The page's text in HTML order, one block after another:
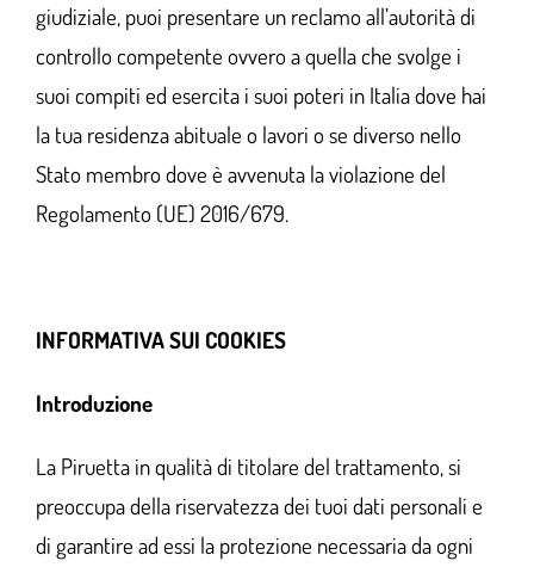
giudiziale, puoi presentare un reclamo all’autorità di
controllo competente ovvero a quella che svolge i
suoi compiti ed esercita i suoi poteri in Italia dove hai
la tua residenza abituale o lavori o se diverso nello
Stato membro dove è avvenuta la violazione del
Regolamento (UE) 2016/679.
INFORMATIVA SUI COOKIES
Introduzione
La Piruetta in qualità di titolare del trattamento, si
preoccupa della riservatezza dei tuoi dati personali e
di garantire ad essi la protezione necessaria da ogni